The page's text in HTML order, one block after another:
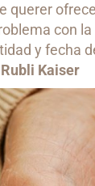
querer
con
y fecha
Kaiser